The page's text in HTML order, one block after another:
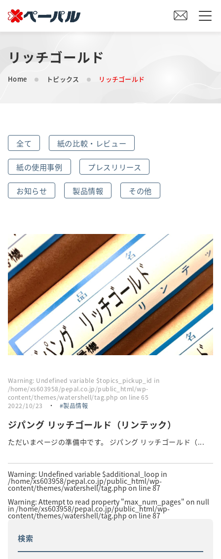
HOME
初めての方へ
オリジナル素材製造をご検討の方へ
会社案内
採用情報
トピックス
お問い合わせ・エントリー
SNSアカウント
リッチゴールド
Home トピックス リッチゴールド
全て 紙の比較・レビュー
紙の使用事例 プレスリリース
お知らせ 製品情報 その他
Warning: Undefined variable $topics_pickup_id in
/home/xs603958/pepal.co.jp/public_html/wp-
content/themes/watershell/tag.php on line65
2022/10/23
・ 製品情報
ジパング リッチゴールド（リンテック）
ただいまページの準備中です。 ジパング リッチゴールド（...
Warning: Undefined variable $additional_loop in
/home/xs603958/pepal.co.jp/public_html/wp-
content/themes/watershell/tag.phpon line87
Warning: Attempt to read property "max_num_pages" on null
in /home/xs603958/pepal.co.jp/public_html/wp-
content/themes/watershell/tag.php on line87
検索